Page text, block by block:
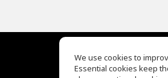
EQ Ear Training
We use cookies to
Essential cookies keep